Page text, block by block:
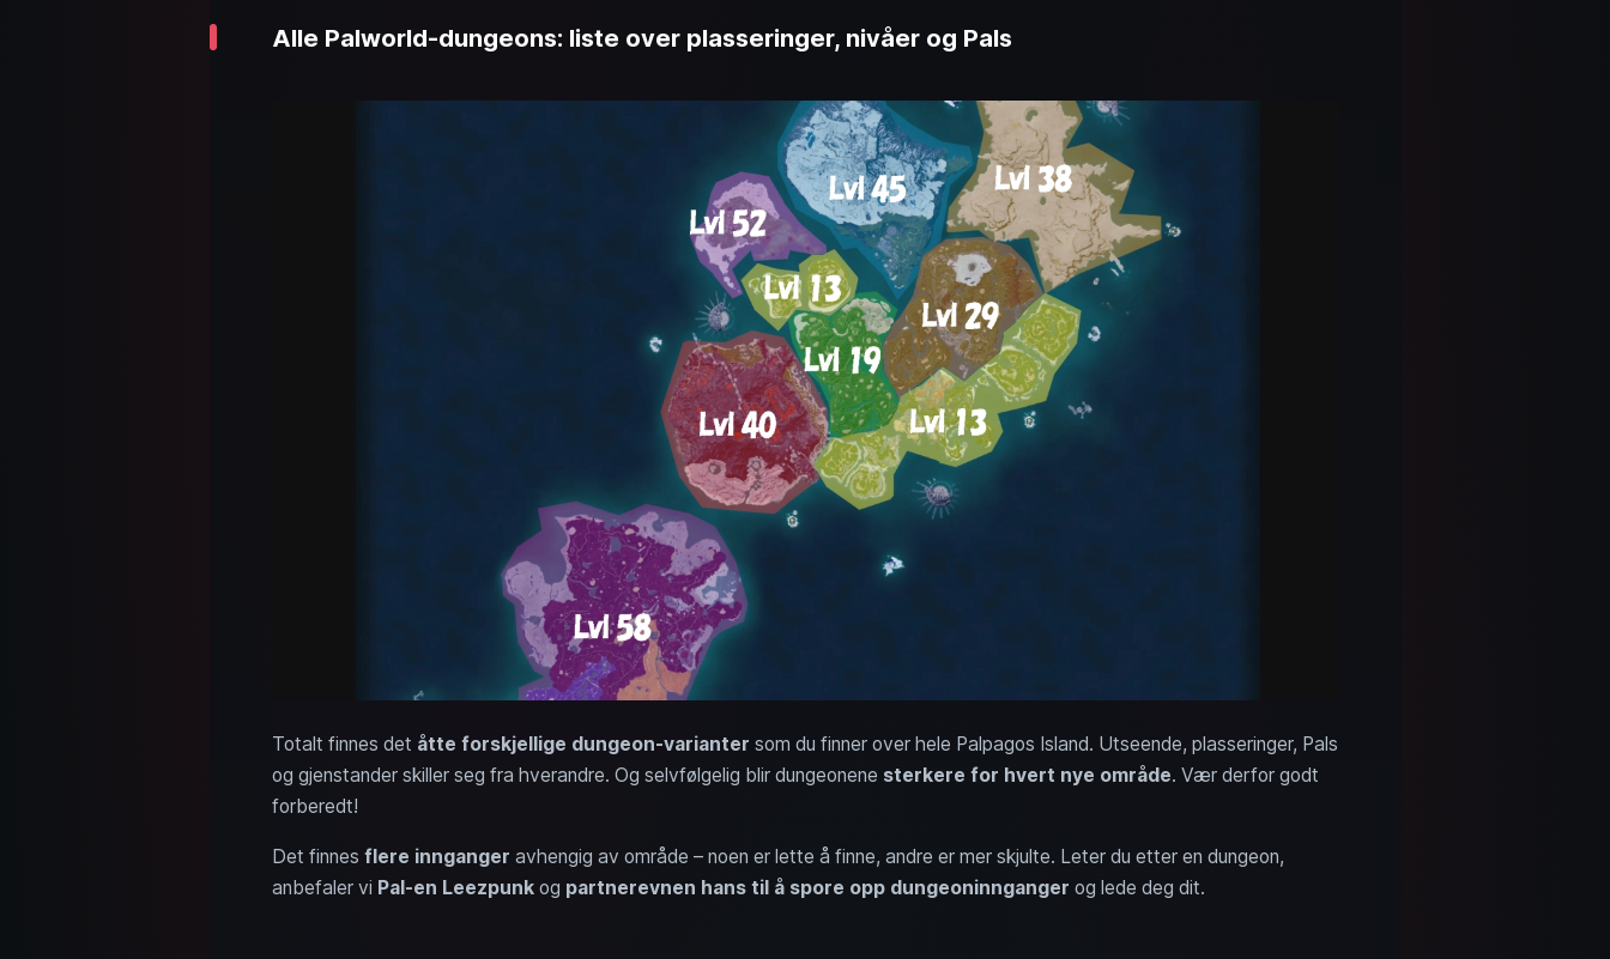
Alle Palworld-dungeons: liste over plasseringer, nivåer og Pals
Totalt finnes det åtte forskjellige dungeon-varianter som du finner over hele Palpagos Island. Utseende, plasseringer, Pals
og gjenstander skiller seg fra hverandre. Og selvfølgelig blir dungeonene sterkere for hvert nye område. Vær derfor godt
forberedt!
Det finnes flere innganger avhengig av område – noen er lette å finne, andre er mer skjulte. Leter du etter en dungeon,
anbefaler vi Pal-en Leezpunkog partnerevnen hans til å spore opp dungeoninnganger og lede deg dit.